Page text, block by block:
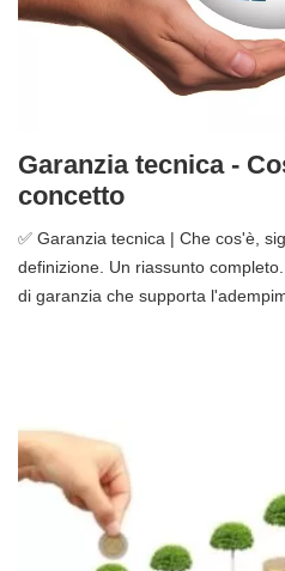
Garanzia tecnica -
concetto
✅ Garanzia tecnica | Che cos'è,
definizione. Un riassunto
di garanzia che supporta